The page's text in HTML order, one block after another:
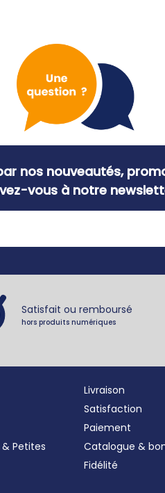
nos nouveautés,
vous à notre
Satisfait ou remboursé
hors produits numériques
& Petites
Livraison
Satisfaction
Paiement
Catalogue &
Fidélité